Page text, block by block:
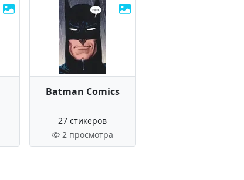
Batman Comics
27 стикеров
2 просмотра